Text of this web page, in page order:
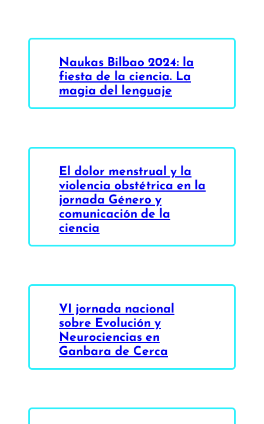
Naukas Bilbao 2024: la
fiesta de la ciencia. La
magia del lenguaje
El dolor menstrual y la
violencia obstétrica en la
jornada Género y
comunicación de la
ciencia
VI jornada nacional
sobre Evolución y
Neurociencias en
Ganbara de Cerca